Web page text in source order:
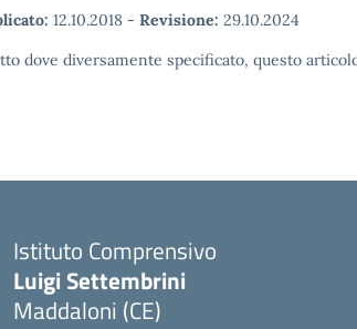
12.10.2018 - Revisione: 29.10.2024
dove diversamente specificato, questo
Istituto Comprensivo
Luigi Settembrini
Maddaloni (CE)